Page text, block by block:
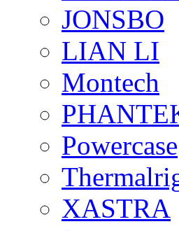
JONSBO
LIAN LI
Montech
Powercase
XASTRA